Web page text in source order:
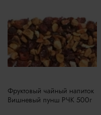
Фруктовый чайный напиток
Вишневый пунш РЧК 500г